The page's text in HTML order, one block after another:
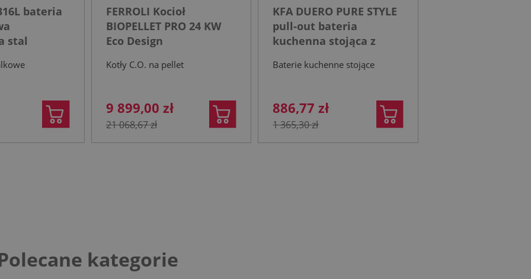
bateria
stal
FERROLI Kocioł
BIOPELLET PRO 24 KW
Eco Design
Kotły C.O. na pellet
9 899,00 zł
21 068,67 zł
KFA DUERO PURE STYLE
pull-out bateria
kuchenna stojąca z
metal grey
Baterie kuchenne stojące
886,77 zł
1 365,30 zł
kategorie